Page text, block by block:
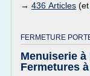
→ 436 Articles (et
FERMETURE
Menuiserie
Fermetures